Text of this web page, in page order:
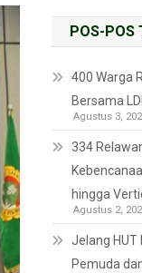
POS-POS
400 Warga
Bersama
Agustus 3,
334
hingga
Agustus 2,
Jelang HUT
Pemuda